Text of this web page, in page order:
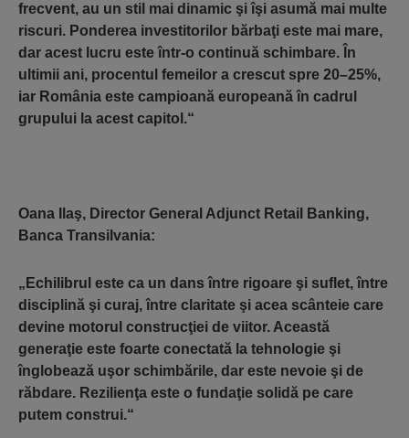
frecvent, au un stil mai dinamic şi îşi asumă mai multe
riscuri. Ponderea investitorilor bărbaţi este mai mare,
dar acest lucru este într-o continuă schimbare. În
ultimii ani, procentul femeilor a crescut spre 20–25%,
iar România este campioană europeană în cadrul
grupului la acest capitol.“
Oana Ilaş, Director General Adjunct Retail Banking,
Banca Transilvania:
„Echilibrul este ca un dans între rigoare şi suflet, între
disciplină şi curaj, între claritate şi acea scânteie care
devine motorul construcţiei de viitor. Această
generaţie este foarte conectată la tehnologie şi
înglobează uşor schimbările, dar este nevoie şi de
răbdare. Rezilienţa este o fundaţie solidă pe care
putem construi.“